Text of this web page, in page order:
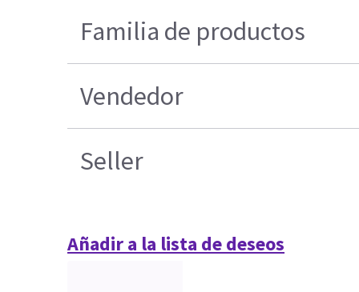
Familia de productos
Vendedor
Seller
Añadir a la lista de deseos